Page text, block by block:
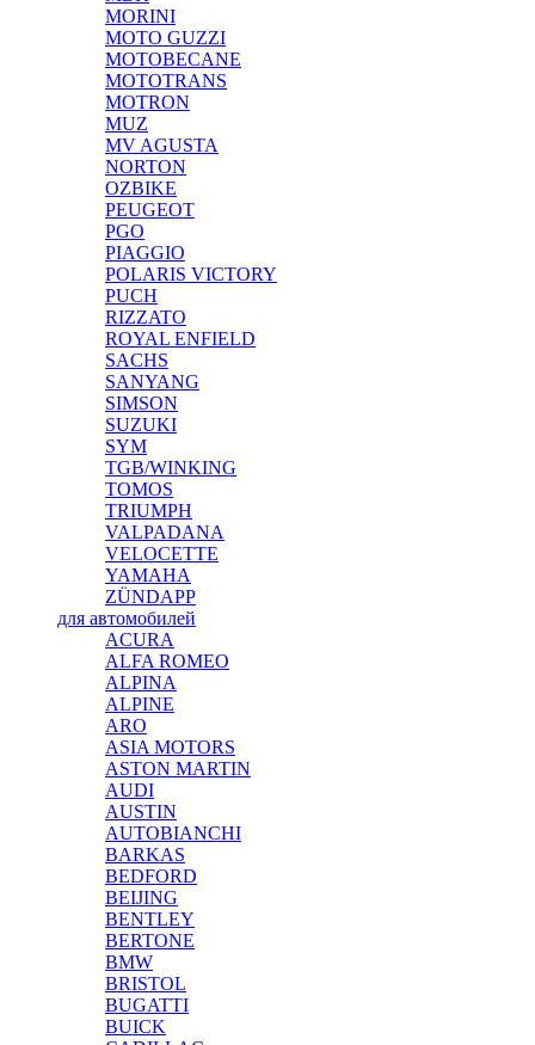
MORINI
MOTO GUZZI
MOTOBECANE
MOTOTRANS
MOTRON
MUZ
MV AGUSTA
NORTON
OZBIKE
PEUGEOT
PGO
PIAGGIO
POLARIS VICTORY
PUCH
RIZZATO
ROYAL ENFIELD
SACHS
SANYANG
SIMSON
SUZUKI
SYM
TGB/WINKING
TOMOS
TRIUMPH
VALPADANA
VELOCETTE
YAMAHA
ZÜNDAPP
для автомобилей
ACURA
ALFA ROMEO
ALPINA
ALPINE
ARO
ASIA MOTORS
ASTON MARTIN
AUDI
AUSTIN
AUTOBIANCHI
BARKAS
BEDFORD
BEIJING
BENTLEY
BERTONE
BMW
BRISTOL
BUGATTI
BUICK